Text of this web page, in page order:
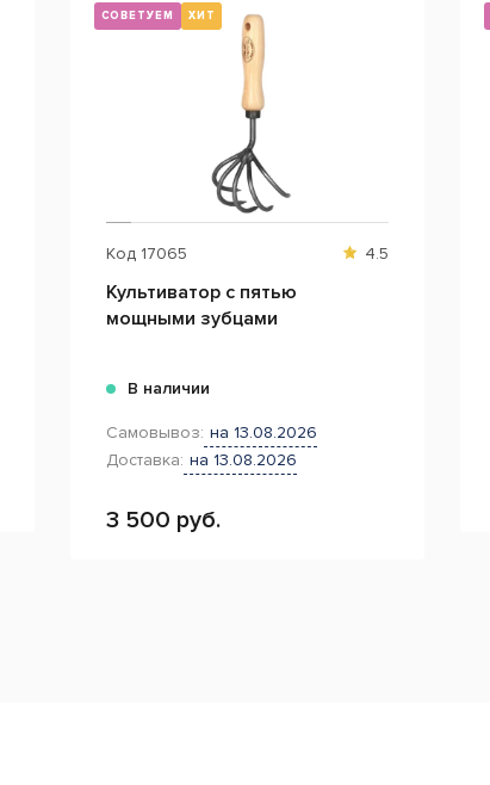
СОВЕТУЕМ ХИТ
Код 17065 4.5
Культиватор с пятью
мощными зубцами
В наличии
Самовывоз: на 13.08.2026
Доставка: на 13.08.2026
3 500 руб.